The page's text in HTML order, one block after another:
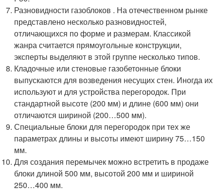
Разновидности газоблоков . На отечественном рынке
представлено несколько разновидностей,
отличающихся по форме и размерам. Классикой
жанра считается прямоугольные конструкции,
эксперты выделяют в этой группе несколько типов.
Кладочные или стеновые газобетонные блоки
выпускаются для возведения несущих стен. Иногда их
используют и для устройства перегородок. При
стандартной высоте (200 мм) и длине (600 мм) они
отличаются шириной (200…500 мм).
Специальные блоки для перегородок при тех же
параметрах длины и высоты имеют ширину 75…150
мм.
Для создания перемычек можно встретить в продаже
блоки длиной 500 мм, высотой 200 мм и шириной
250…400 мм.